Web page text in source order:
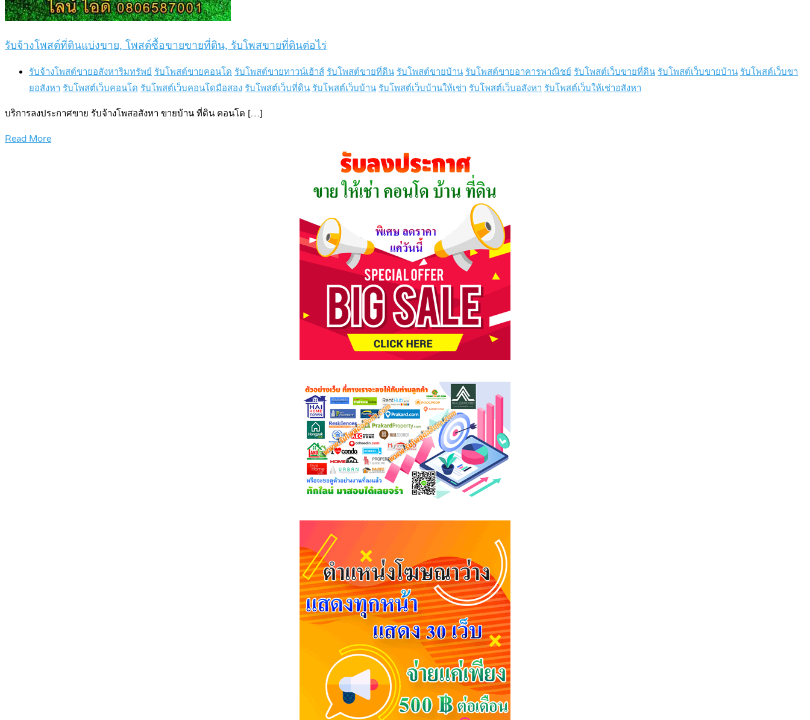
รับจ้างโพสต์ที่ดินแบ่งขาย, โพสต์ซื้อขายขายที่ดิน, รับโพสขายที่ดินต่อไร่
รับจ้างโพสต์ขายอสังหาริมทรัพย์ รับโพสต์ขายคอนโด รับโพสต์ขายทาวน์เฮ้าส์ รับโพสต์ขายที่ดิน รับโพสต์ขายบ้าน รับโพสต์ขายอาคารพาณิชย์ รับโพสต์เว็บขายที่ดิน รับโพสต์เว็บขายบ้าน รับโพสต์เว็บขา
ยอสังหา รับโพสต์เว็บคอนโด รับโพสต์เว็บคอนโดมือสอง รับโพสต์เว็บที่ดิน รับโพสต์เว็บบ้าน รับโพสต์เว็บบ้านให้เช่า รับโพสต์เว็บอสังหา รับโพสต์เว็บให้เช่าอสังหา
บริการลงประกาศขาย รับจ้างโพสอสังหา ขายบ้าน ที่ดิน คอนโด […]
Read More